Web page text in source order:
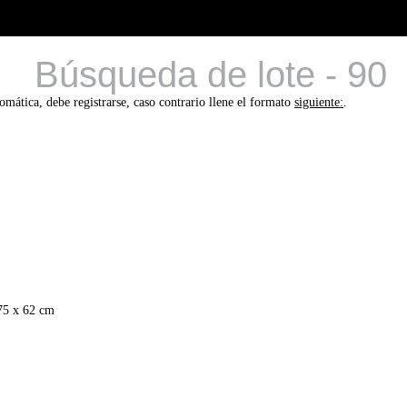
Búsqueda de lote - 90
debe registrarse, caso contrario llene el formatosiguiente:.
x 62 cm